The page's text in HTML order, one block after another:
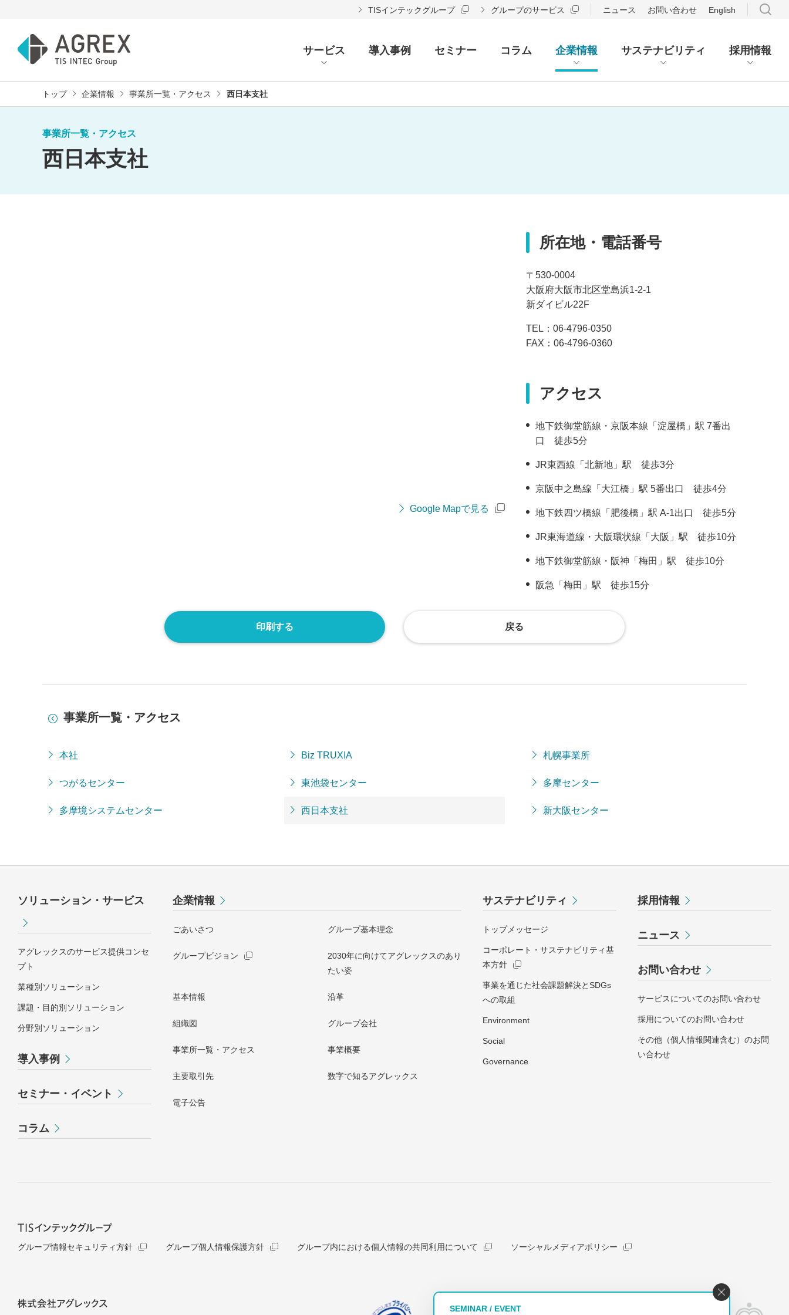
TISインテックグループ グループのサービス ニュース お問い合わせ English
サービス 導入事例 セミナー コラム 企業情報 サステナビリティ 採用情報
トップ 企業情報 事業所一覧・アクセス 西日本支社
事業所一覧・アクセス
西日本支社
所在地・電話番号
〒530-0004
大阪府大阪市北区堂島浜1-2-1
新ダイビル22F
TEL： 06-4796-0350
FAX：06-4796-0360
アクセス
地下鉄御堂筋線・京阪本線「淀屋橋」駅 7番出
口 徒歩5分
JR東西線「北新地」駅 徒歩3分
京阪中之島線「大江橋」駅 5番出口 徒歩4分
地下鉄四ツ橋線「肥後橋」駅 A-1出口 徒歩5分
JR東海道線・大阪環状線「大阪」駅 徒歩10分
地下鉄御堂筋線・阪神「梅田」駅 徒歩10分
阪急「梅田」駅 徒歩15分
Google Mapで見る
印刷する 戻る
事業所一覧・アクセス
本社 Biz TRUXIA 札幌事業所
つがるセンター 東池袋センター 多摩センター
多摩境システムセンター 西日本支社 新大阪センター
SEMINAR / EVENT
ソリューション・サービス
アグレックスのサービス提供コンセ
プト
業種別ソリューション
課題・目的別ソリューション
分野別ソリューション
導入事例
セミナー・イベント
コラム
企業情報
ごあいさつ グループ基本理念
グループビジョン
2030年に向けてアグレックスのあり
たい姿
基本情報 沿革
組織図 グループ会社
事業所一覧・アクセス 事業概要
主要取引先 数字で知るアグレックス
電子公告
サステナビリティ
トップメッセージ
コーポレート・サステナビリティ基
本方針
事業を通じた社会課題解決とSDGs
への取組
Environment
Social
Governance
採用情報
ニュース
お問い合わせ
サービスについてのお問い合わせ
採用についてのお問い合わせ
その他（個人情報関連含む）のお問
い合わせ
グループ情報セキュリティ方針 グループ個人情報保護方針 グループ内における個人情報の共同利用について ソーシャルメディアポリシー